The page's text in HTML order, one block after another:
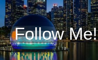
Follow Me!